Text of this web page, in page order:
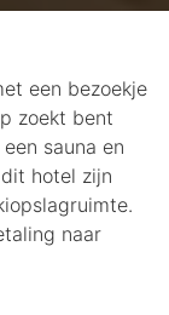
een bezoekje
zoekt bent
sauna en
hotel zijn
naar